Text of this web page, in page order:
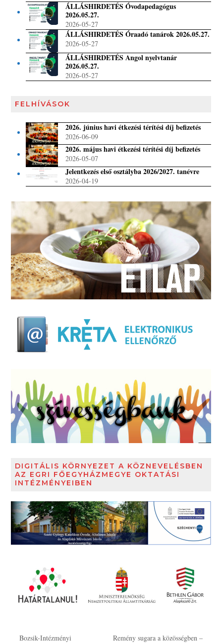
ÁLLÁSHIRDETÉS Óvodapedagógus
2026.05.27.
2026-05-27
ÁLLÁSHIRDETÉS Óraadó tanárok 2026.05.27.
2026-05-27
ÁLLÁSHIRDETÉS Angol nyelvtanár
2026.05.27.
2026-05-27
FELHÍVÁSOK
2026. június havi étkezési térítési díj befizetés
2026-06-09
2026. május havi étkezési térítési díj befizetés
2026-05-07
Jelentkezés első osztályba 2026/2027. tanévre
2026-04-19
DIGITÁLIS KÖRNYEZET A KÖZNEVELÉSBEN
AZ EGRI FŐEGYHÁZMEGYE OKTATÁSI
INTÉZMÉNYEIBEN
Bozsik-Intézményi
Remény sugara a közösségben –